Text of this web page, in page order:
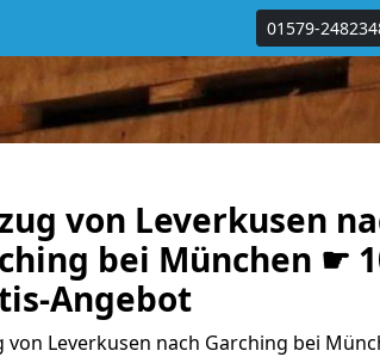
01579-
von Leverkusen
bei München ☛
Angebot
von Leverkusen nach Garching bei